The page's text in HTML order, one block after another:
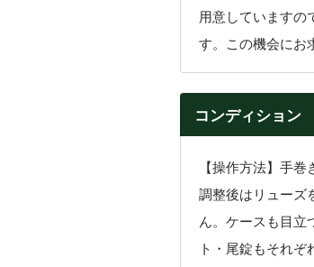
用意していますの
す。この機会にお
コンディション
【操作方法】手
調整後はリューズ
ん。ケースも目立
ト・尾錠もそれ